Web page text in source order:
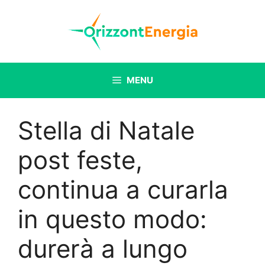
MENU
Stella di Natale
post feste,
continua a curarla
in questo modo:
durerà a lungo